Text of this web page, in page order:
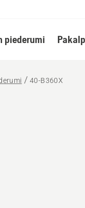
piederumi
40-B360X